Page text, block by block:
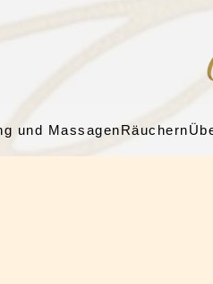
und MassagenRäuchern